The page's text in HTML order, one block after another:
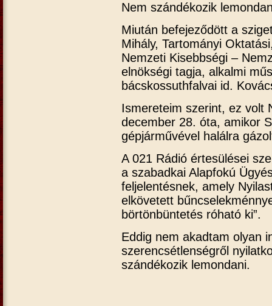
Nem szándékozik
Miután befejeződött a
Mihály, Tartományi
Nemzeti Kisebbségi –
elnökségi tagja, alkalmi
bácskossuthfalvai id.
Ismereteim szerint, ez volt
december 28. óta, amikor
gépjárművével halálra
A 021 Rádió értesülései
a szabadkai Alapfokú
feljelentésnek, amely
elkövetett
börtönbüntetés róható ki”.
Eddig nem akadtam olyan
szerencsétlenségről
szándékozik lemondani.